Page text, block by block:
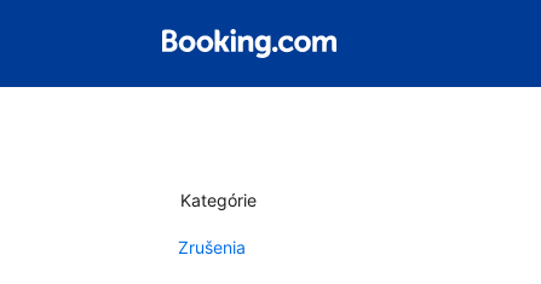
Kategórie
Zrušenia